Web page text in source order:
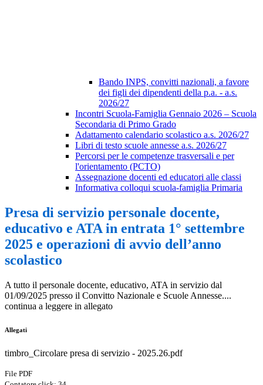
Bando INPS, convitti nazionali, a favore
dei figli dei dipendenti della p.a. - a.s.
2026/27
Incontri Scuola-Famiglia Gennaio 2026 – Scuola
Secondaria di Primo Grado
Adattamento calendario scolastico a.s. 2026/27
Libri di testo scuole annesse a.s. 2026/27
Percorsi per le competenze trasversali e per
l'orientamento (PCTO)
Assegnazione docenti ed educatori alle classi
Informativa colloqui scuola-famiglia Primaria
Presa di servizio personale docente,
educativo e ATA in entrata 1° settembre
2025 e operazioni di avvio dell’anno
scolastico
A tutto il personale docente, educativo, ATA in servizio dal
01/09/2025 presso il Convitto Nazionale e Scuole Annesse....
continua a leggere in allegato
Allegati
timbro_Circolare presa di servizio - 2025.26.pdf
File PDF